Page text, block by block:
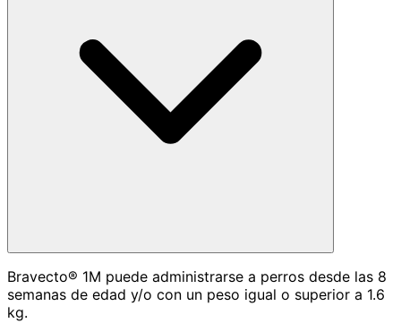
Bravecto® 1M puede administrarse a perros desde las 8
semanas de edad y/o con un peso igual o superior a 1.6
kg.